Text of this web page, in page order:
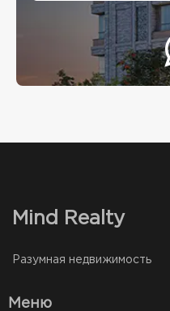
Mind Realty
Разумная недвижимость
Меню